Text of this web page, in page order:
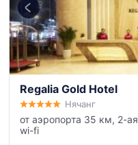
Regalia Gold Hotel
Нячанг
от аэропорта 35 км, 2-
wi-fi